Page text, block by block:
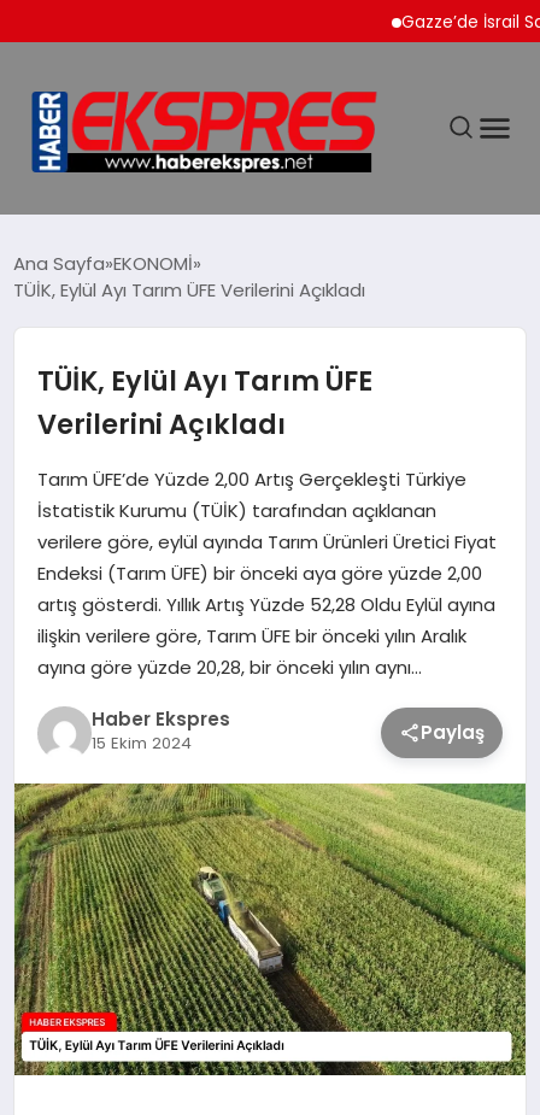
Gazze’de İsrail
SİYASET
YAŞAM
TEKNOLOJİ
SAĞLIK
MAGAZİN
EĞİTİM
Ana Sayfa EKONOMİ
TÜİK, Eylül Ayı Tarım ÜFE Verilerini Açıkladı
TÜİK, Eylül Ayı Tarım ÜFE
Verilerini Açıkladı
Tarım ÜFE’de Yüzde 2,00 Artış Gerçekleşti Türkiye
İstatistik Kurumu (TÜİK) tarafından açıklanan
verilere göre, eylül ayında Tarım Ürünleri Üretici Fiyat
Endeksi (Tarım ÜFE) bir önceki aya göre yüzde 2,00
artış gösterdi. Yıllık Artış Yüzde 52,28 Oldu Eylül ayına
ilişkin verilere göre, Tarım ÜFE bir önceki yılın Aralık
ayına göre yüzde 20,28, bir önceki yılın aynı…
Haber Ekspres
15 Ekim 2024 Paylaş